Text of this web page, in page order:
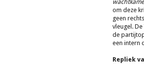
om deze
geen
vleugel.
de
een intern
Repliek